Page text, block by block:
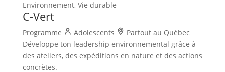
Environnement, Vie durable
C-Vert
Programme Adolescents
Partout au Québec
Développe ton leadership environnemental grâce à
des ateliers, des expéditions en nature et des actions
concrètes.